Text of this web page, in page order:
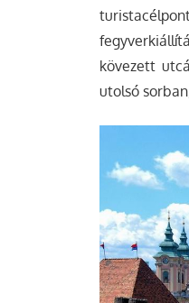
kövezett
utolsó